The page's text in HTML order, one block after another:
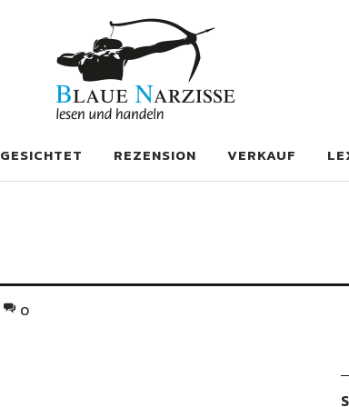
GESICHTET REZENSION VERKAUF
0